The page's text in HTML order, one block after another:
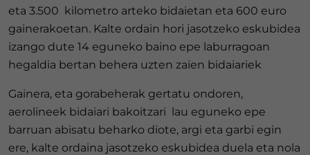
eta 3.500 kilometro arteko bidaietan eta 600 euro
gainerakoetan. Kalte ordain hori jasotzeko eskubidea
izango dute 14 eguneko baino epe laburragoan
hegaldia bertan behera uzten zaien bidaiariek
Gainera, eta gorabeherak gertatu ondoren,
aerolineek bidaiari bakoitzari lau eguneko epe
barruan abisatu beharko diote, argi eta garbi egin
ere, kalte ordaina jasotzeko eskubidea duela eta nola